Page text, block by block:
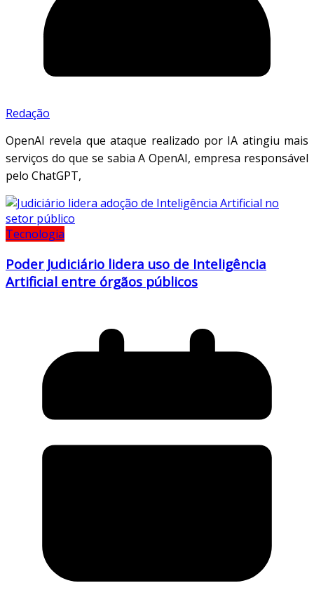
Redação
OpenAI revela que ataque realizado por IA atingiu mais
serviços do que se sabia A OpenAI, empresa responsável
pelo ChatGPT,
Tecnologia
Poder Judiciário lidera uso de Inteligência
Artificial entre órgãos públicos